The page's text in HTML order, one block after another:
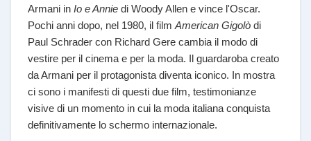
Armani in Io e Annie di Woody Allen e vince l'Oscar.
Pochi anni dopo, nel 1980, il film American Gigolò di
Paul Schrader con Richard Gere cambia il modo di
vestire per il cinema e per la moda. Il guardaroba creato
da Armani per il protagonista diventa iconico. In mostra
ci sono i manifesti di questi due film, testimonianze
visive di un momento in cui la moda italiana conquista
definitivamente lo schermo internazionale.